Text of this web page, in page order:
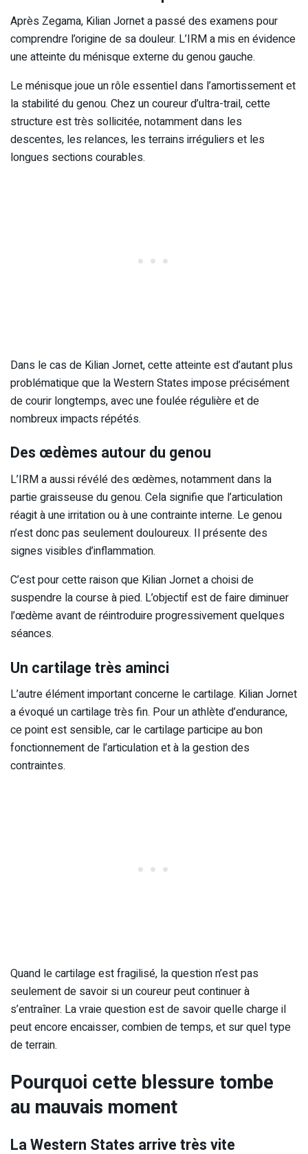
Après Zegama, Kilian Jornet a passé des examens pour
comprendre l’origine de sa douleur. L’IRM a mis en évidence
une atteinte du ménisque externe du genou gauche.
Le ménisque joue un rôle essentiel dans l’amortissement et
la stabilité du genou. Chez un coureur d’ultra-trail, cette
structure est très sollicitée, notamment dans les
descentes, les relances, les terrains irréguliers et les
longues sections courables.
Dans le cas de Kilian Jornet, cette atteinte est d’autant plus
problématique que la Western States impose précisément
de courir longtemps, avec une foulée régulière et de
nombreux impacts répétés.
Des œdèmes autour du genou
L’IRM a aussi révélé des œdèmes, notamment dans la
partie graisseuse du genou. Cela signifie que l’articulation
réagit à une irritation ou à une contrainte interne. Le genou
n’est donc pas seulement douloureux. Il présente des
signes visibles d’inflammation.
C’est pour cette raison que Kilian Jornet a choisi de
suspendre la course à pied. L’objectif est de faire diminuer
l’œdème avant de réintroduire progressivement quelques
séances.
Un cartilage très aminci
L’autre élément important concerne le cartilage. Kilian Jornet
a évoqué un cartilage très fin. Pour un athlète d’endurance,
ce point est sensible, car le cartilage participe au bon
fonctionnement de l’articulation et à la gestion des
contraintes.
Quand le cartilage est fragilisé, la question n’est pas
seulement de savoir si un coureur peut continuer à
s’entraîner. La vraie question est de savoir quelle charge il
peut encore encaisser, combien de temps, et sur quel type
de terrain.
Pourquoi cette blessure tombe
au mauvais moment
La Western States arrive très vite